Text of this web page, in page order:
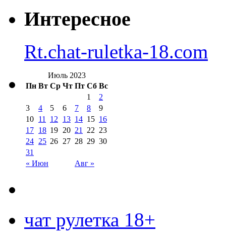
Интересное
Rt.chat-ruletka-18.com
Июль 2023
Пн Вт Ср Чт Пт Сб Вс
« Июн Авг »
1
2
3
4 5 6 7 8
9
10 11 12 13 14 15 16
17 18 19 20 21 22 23
24 25 26 27 28 29 30
31
чат рулетка 18+